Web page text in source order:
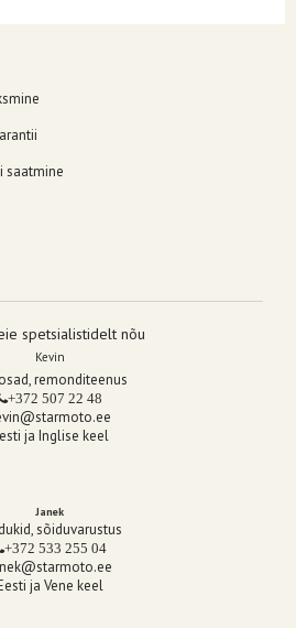
saatmine
spetsialistidelt nõu
Kevin
remonditeenus
+372 507 22 48
ja Inglise keel
Janek
sõiduvarustus
+372 533 255 04
ja Vene keel